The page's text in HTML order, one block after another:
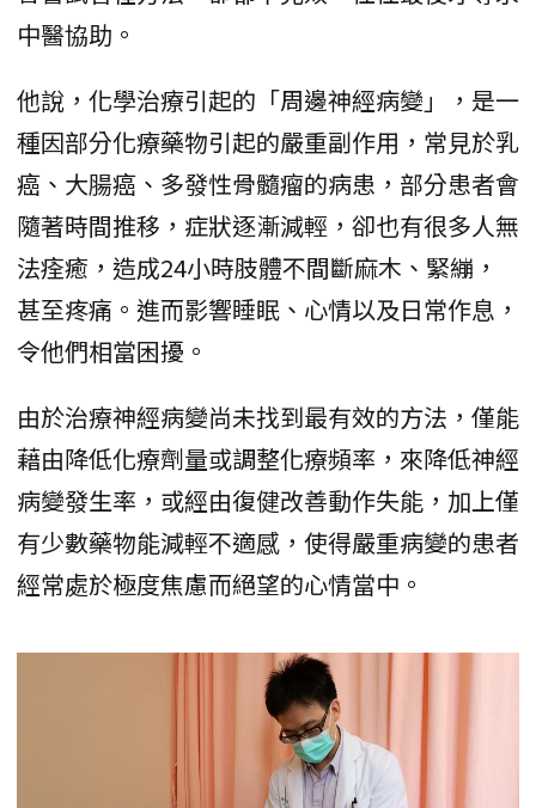
中醫協助。
他說，化學治療引起的「周邊神經病變」，是一
種因部分化療藥物引起的嚴重副作用，常見於乳
癌、大腸癌、多發性骨髓瘤的病患，部分患者會
隨著時間推移，症狀逐漸減輕，卻也有很多人無
法痊癒，造成24小時肢體不間斷麻木、緊繃，
甚至疼痛。進而影響睡眠、心情以及日常作息，
令他們相當困擾。
由於治療神經病變尚未找到最有效的方法，僅能
藉由降低化療劑量或調整化療頻率，來降低神經
病變發生率，或經由復健改善動作失能，加上僅
有少數藥物能減輕不適感，使得嚴重病變的患者
經常處於極度焦慮而絕望的心情當中。